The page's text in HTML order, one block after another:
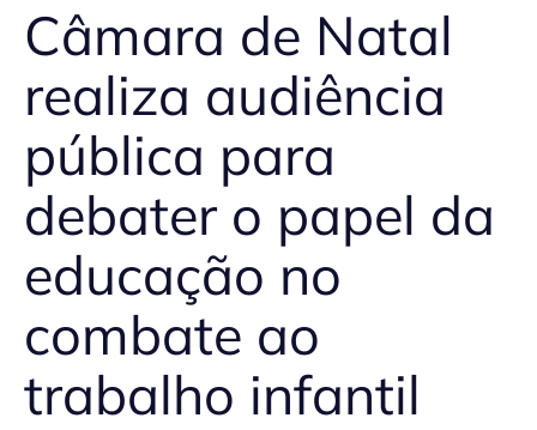
Câmara de Natal
realiza audiência
pública para
debater o papel da
educação no
combate ao
trabalho infantil